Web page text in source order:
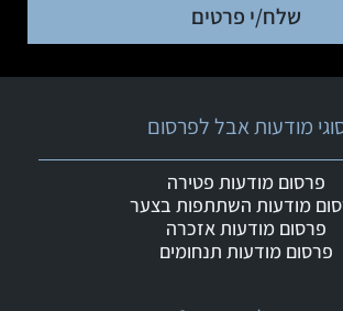
שלח/י פרטים
מודעות אבל לפרסום
פרסום מודעות פטירה
מודעות השתתפות בצער
פרסום מודעות אזכרה
פרסום מודעות תנחומים